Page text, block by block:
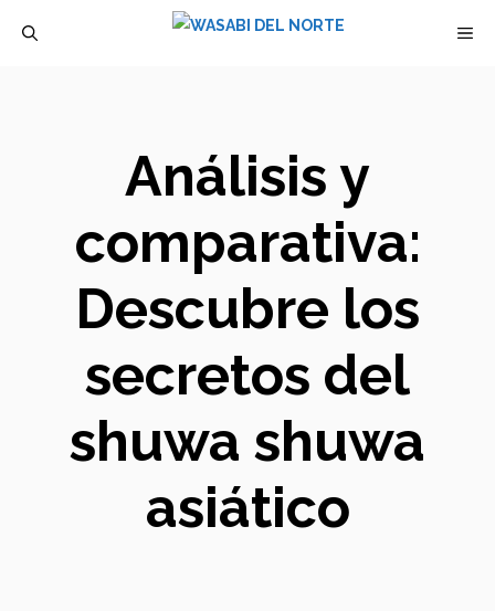
Análisis y
comparativa:
Descubre los
secretos del
shuwa shuwa
asiático